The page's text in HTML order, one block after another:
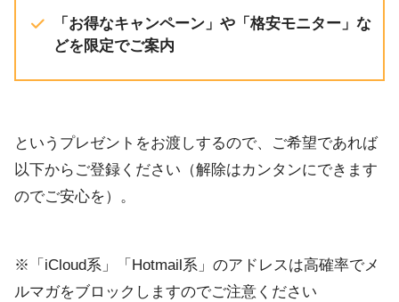
「お得なキャンペーン」や「格安モニター」な
どを限定でご案内
というプレゼントをお渡しするので、ご希望であれば
以下からご登録ください（解除はカンタンにできます
のでご安心を）。
※「iCloud系」「Hotmail系」のアドレスは高確率でメ
ルマガをブロックしますのでご注意ください